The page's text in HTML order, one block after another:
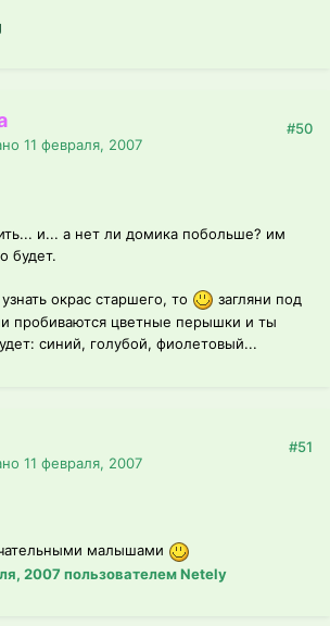
11 февраля, 2007
#50
и... а нет ли домика побольше? им
будет.
окрас старшего, то
загляни под
пробиваются цветные перышки и ты
синий, голубой, фиолетовый...
11 февраля, 2007
#51
малышами
2007 пользователем Netely